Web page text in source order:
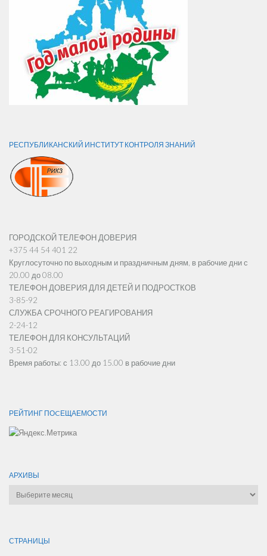
РЕСПУБЛИКАНСКИЙ ИНСТИТУТ КОНТРОЛЯ ЗНАНИЙ
ГОРОДСКОЙ ТЕЛЕФОН ДОВЕРИЯ
+375 44 54 401 22
Круглосуточно по выходным и праздничным дням, в рабочие дни с
20.00 до 08.00
ТЕЛЕФОН ДОВЕРИЯ ДЛЯ ДЕТЕЙ И ПОДРОСТКОВ
3-85-92
СЛУЖБА СРОЧНОГО РЕАГИРОВАНИЯ
2-24-12
ТЕЛЕФОН ДЛЯ КОНСУЛЬТАЦИЙ
3-51-02
Время работы: с 13.00 до 15.00 в рабочие дни
РЕЙТИНГ ПОCЕЩАЕМОСТИ
АРХИВЫ
Архивы
СТРАНИЦЫ